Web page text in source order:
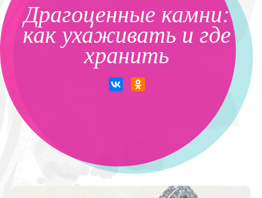
Драгоценные камни:
как ухаживать и где
хранить